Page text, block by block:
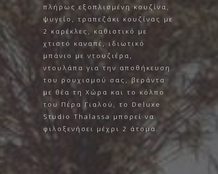
πλήρως εξοπλισμένη κουζίνα,
ψυγείο, τραπεζάκι κουζίνας με
2 καρέκλες, καθιστικό με
χτιστό καναπέ, ιδιωτικό
μπάνιο με ντουζιέρα,
ντουλάπα για την αποθήκευση
του ρουχισμού σας, βεράντα
με θέα τη Χώρα και το κόλπο
του Πέρα Γιαλού, το Deluxe
Studio Thalassa μπορεί να
φιλοξενήσει μέχρι 2 άτομα.